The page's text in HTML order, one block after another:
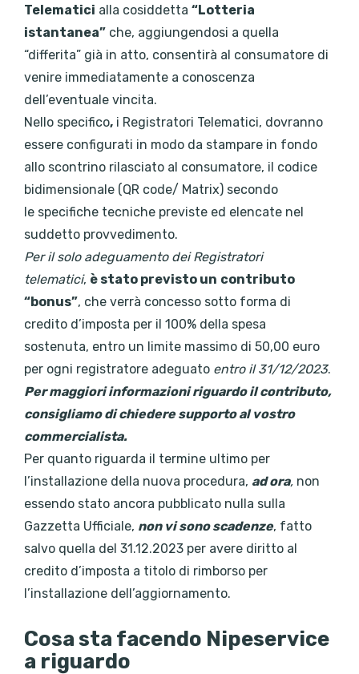
Telematici alla cosiddetta “Lotteria
istantanea” che, aggiungendosi a quella
“differita” già in atto, consentirà al consumatore di
venire immediatamente a conoscenza
dell’eventuale vincita.
Nello specifico, i Registratori Telematici, dovranno
essere configurati in modo da stampare in fondo
allo scontrino rilasciato al consumatore, il codice
bidimensionale (QR code/ Matrix) secondo
le specifiche tecniche previste ed elencate nel
suddetto provvedimento.
Per il solo adeguamento dei Registratori
telematici, è stato previsto un contributo
“bonus”, che verrà concesso sotto forma di
credito d’imposta per il 100% della spesa
sostenuta, entro un limite massimo di 50,00 euro
per ogni registratore adeguato entro il 31/12/2023.
Per maggiori informazioni riguardo il contributo,
consigliamo di chiedere supporto al vostro
commercialista.
Per quanto riguarda il termine ultimo per
l’installazione della nuova procedura, ad ora, non
essendo stato ancora pubblicato nulla sulla
Gazzetta Ufficiale, non vi sono scadenze, fatto
salvo quella del 31.12.2023 per avere diritto al
credito d’imposta a titolo di rimborso per
l’installazione dell’aggiornamento.
Cosa sta facendo Nipeservice
a riguardo